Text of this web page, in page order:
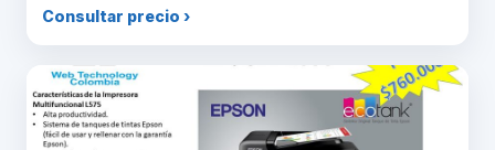
Consultar precio ›